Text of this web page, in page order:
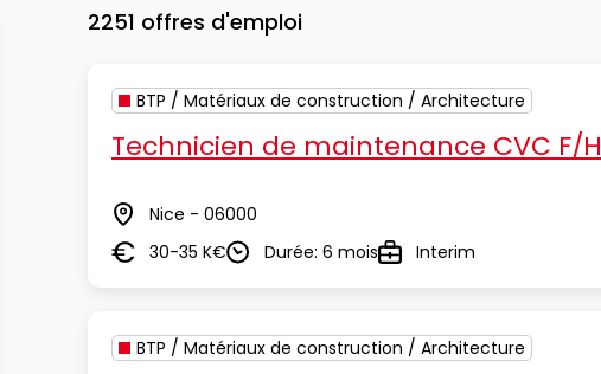
2251 offres d'emploi
BTP / Matériaux de construction / Architecture
Technicien de maintenance CVC F/H
Lieu Nice - 06000
Salaire30-35 K€DuréeDurée: 6 moisTypeInterim
BTP / Matériaux de construction / Architecture